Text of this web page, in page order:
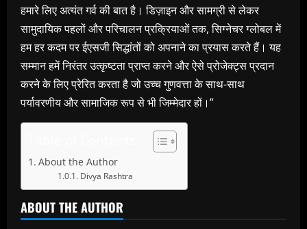
हमारे लिए अत्यंत गर्व की बात है। डिज़ाइन और सामग्री से लेकर
सामुदायिक पहलों और परिचालन प्रक्रियाओं तक, सिग्नेचर ग्लोबल में
हम हर कदम पर ईएसजी सिद्धांतों को अपनाने का प्रयास करते हैं। यह
सम्मान हमें निरंतर उत्कृष्टता प्राप्त करने और ऐसे प्रोजेक्ट्स प्रदान
करने के लिए प्रेरित करता है जो उच्च गुणवत्ता के साथ-साथ
पर्यावरणीय और सामाजिक रूप से भी जिम्मेदार हों।”
About the Author
Divya Rashtra
ABOUT THE AUTHOR